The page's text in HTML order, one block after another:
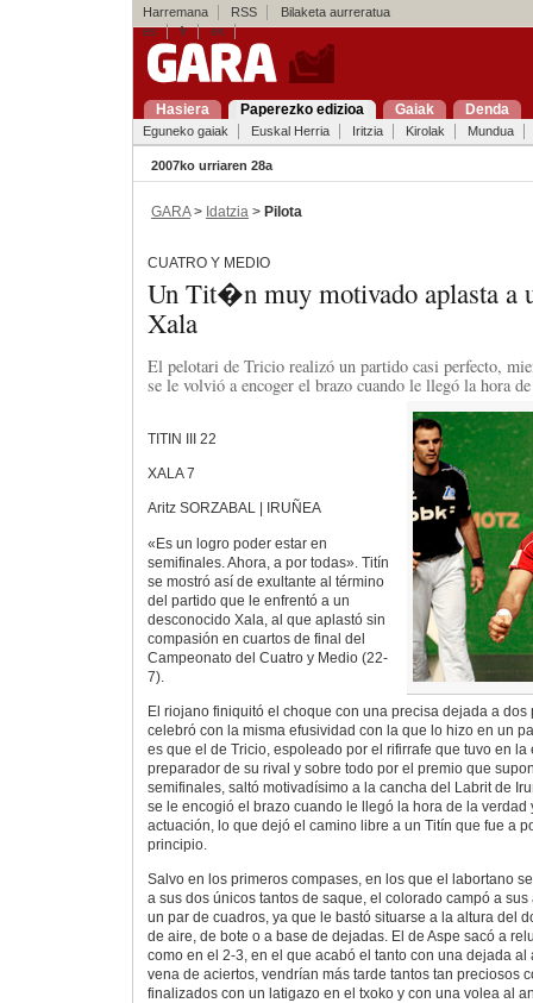
Harremana RSS
Bilaketa aurreratua
es
fr en
Hasiera Paperezko edizioa Gaiak Denda
Eguneko gaiak Euskal Herria Iritzia Kirolak Mundua
2007ko urriaren 28a
GARA> Idatzia > Pilota
CUATRO Y MEDIO
Un Tit�n muy motivado aplasta a
Xala
El pelotari de Tricio realizó un partido casi perfecto,
se le volvió a encoger el brazo cuando le llegó la hora
TITIN III 22
XALA 7
Aritz SORZABAL | IRUÑEA
«Es un logro poder estar en
semifinales. Ahora, a por todas». Titín
se mostró así de exultante al término
del partido que le enfrentó a un
desconocido Xala, al que aplastó sin
compasión en cuartos de final del
Campeonato del Cuatro y Medio (22-
7).
El riojano finiquitó el choque con una precisa dejada a dos
celebró con la misma efusividad con la que lo hizo en un
es que el de Tricio, espoleado por el rifirrafe que tuvo en
preparador de su rival y sobre todo por el premio que
semifinales, saltó motivadísimo a la cancha del Labrit de
se le encogió el brazo cuando le llegó la hora de la verdad
actuación, lo que dejó el camino libre a un Titín que fue a
principio.
Salvo en los primeros compases, en los que el labortano
a sus dos únicos tantos de saque, el colorado campó a
un par de cuadros, ya que le bastó situarse a la altura del
de aire, de bote o a base de dejadas. El de Aspe sacó a
como en el 2-3, en el que acabó el tanto con una dejada
vena de aciertos, vendrían más tarde tantos tan preciosos
finalizados con un latigazo en el txoko y con una volea al